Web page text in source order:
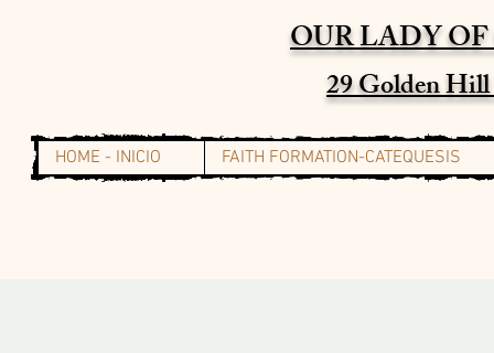
OUR LADY
29 Golden
HOME - INICIO FAITH FORMATION-CATEQUESIS